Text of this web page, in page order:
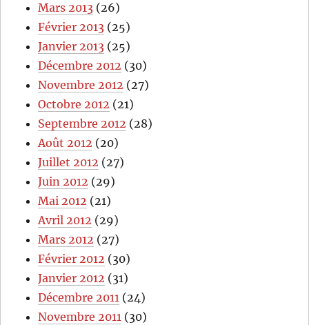
Mars 2013 (26)
Février 2013 (25)
Janvier 2013 (25)
Décembre 2012 (30)
Novembre 2012 (27)
Octobre 2012 (21)
Septembre 2012 (28)
Août 2012 (20)
Juillet 2012 (27)
Juin 2012 (29)
Mai 2012 (21)
Avril 2012 (29)
Mars 2012 (27)
Février 2012 (30)
Janvier 2012 (31)
Décembre 2011 (24)
Novembre 2011 (30)